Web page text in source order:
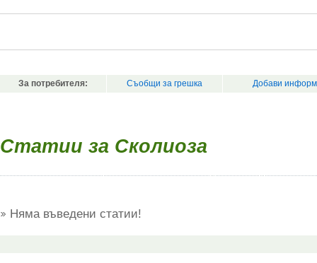
За потребителя: Съобщи за грешка Добави
Статии за Сколиоза
Няма въведени статии!